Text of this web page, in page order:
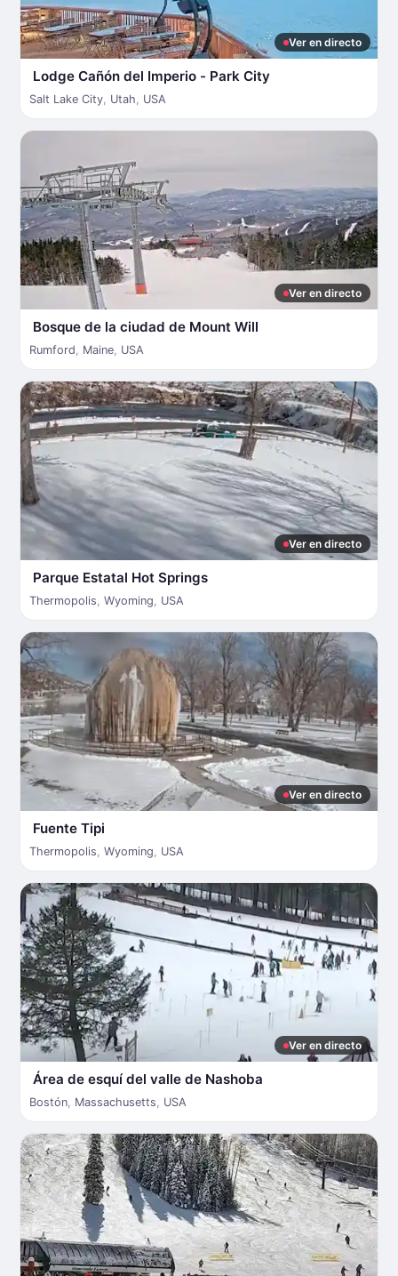
Ver en directo
Lodge Cañón del Imperio - Park City
Salt Lake City, Utah, USA
Ver en directo
Bosque de la ciudad de Mount Will
Rumford, Maine, USA
Ver en directo
Parque Estatal Hot Springs
Thermopolis, Wyoming, USA
Ver en directo
Fuente Tipi
Thermopolis, Wyoming, USA
Ver en directo
Área de esquí del valle de Nashoba
Bostón, Massachusetts, USA